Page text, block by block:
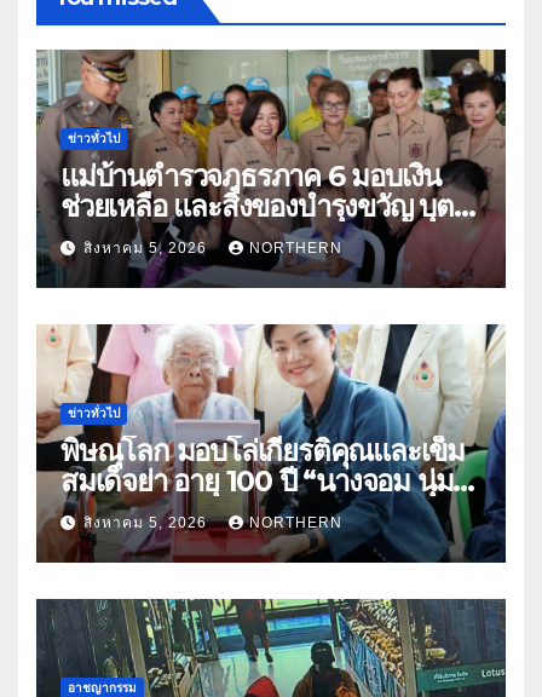
ข่าวทั่วไป
แม่บ้านตำรวจภูธรภาค 6 มอบเงิน
ช่วยเหลือ และสิ่งของบำรุงขวัญ บุตร-
ธิดา ข้าราชการตำรวจจังหวัด
อุทัยธานี
สิงหาคม 5, 2026 NORTHERN
ข่าวทั่วไป
พิษณุโลก มอบโล่เกียรติคุณและเข็ม
สมเด็จย่า อายุ 100 ปี “นางจอม นุ่ม
เนตร” ตำบลบ้านกร่าง อำเภอเมือง
สิงหาคม 5, 2026 NORTHERN
อาชญากรรม